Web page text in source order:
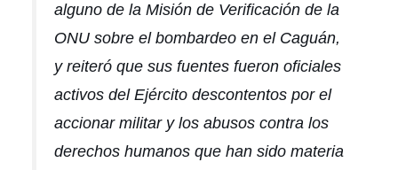
alguno de la Misión de Verificación de la
ONU sobre el bombardeo en el Caguán,
y reiteró que sus fuentes fueron oficiales
activos del Ejército descontentos por el
accionar militar y los abusos contra los
derechos humanos que han sido materia